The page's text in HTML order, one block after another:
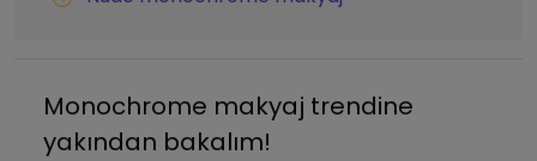
Monochrome makyaj trendine
yakından bakalım!